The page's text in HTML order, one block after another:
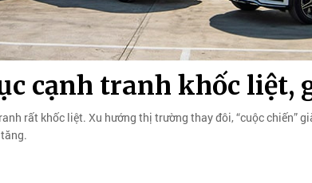
cạnh tranh khốc liệt,
rất khốc liệt. Xu hướng thị trường thay đôi, “cuộc chiến”